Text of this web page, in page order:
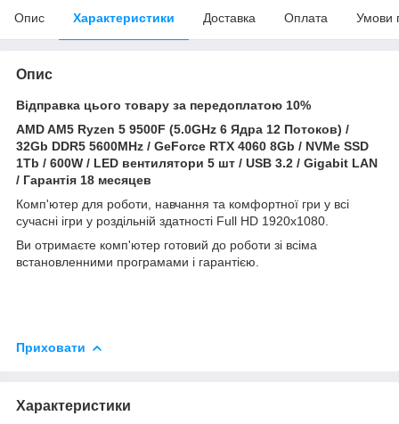
Опис Характеристики Доставка Оплата Умови
Опис
Відправка цього товару за передоплатою 10%
AMD AM5 Ryzen 5 9500F (5.0GHz 6 Ядра 12 Потоков) /
32Gb DDR5 5600MHz / GeForce RTX 4060 8Gb / NVMe SSD
1Tb / 600W / LED вентилятори 5 шт / USB 3.2 / Gigabit LAN
/ Гарантія 18 месяцев
Комп'ютер для роботи, навчання та комфортної гри у всі
сучасні ігри у роздільній здатності Full HD 1920x1080.
Ви отримаєте комп'ютер готовий до роботи зі всіма
встановленними програмами і гарантією.
Приховати
Характеристики